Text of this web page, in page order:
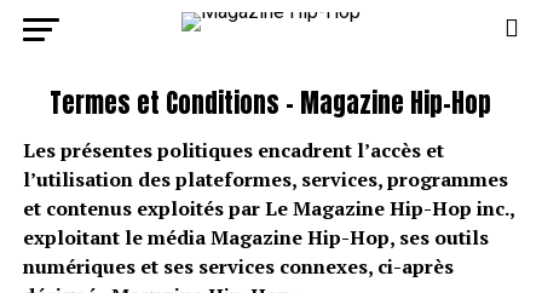
Termes et Conditions – Magazine Hip-Hop
Les présentes politiques encadrent l’accès et
l’utilisation des plateformes, services, programmes
et contenus exploités par Le Magazine Hip-Hop inc.,
exploitant le média Magazine Hip-Hop, ses outils
numériques et ses services connexes, ci-après